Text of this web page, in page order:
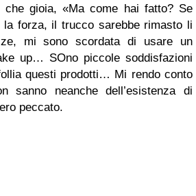
che gioia, «Ma come hai fatto? Se
forza, il trucco sarebbe rimasto li
mi sono scordata di usare un
up… SOno piccole soddisfazioni
questi prodotti… Mi rendo conto
sanno neanche dell’esistenza di
peccato.